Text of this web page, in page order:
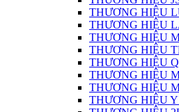
THƯƠNG HIỆU
THƯƠNG HIỆU
THƯƠNG HIỆU
THƯƠNG HIỆU
THƯƠNG HIỆU
THƯƠNG HIỆU
THƯƠNG HIỆU
THƯƠNG HIỆU